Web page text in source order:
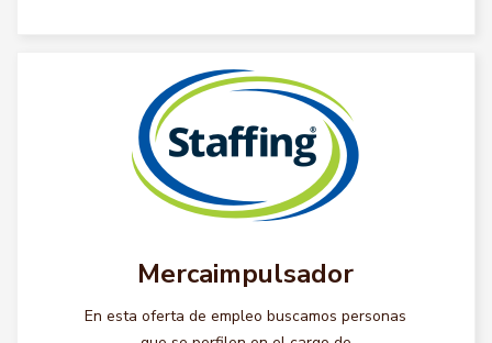
Mercaimpulsador
En esta oferta de empleo buscamos personas